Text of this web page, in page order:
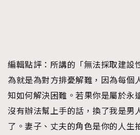
編輯點評： 所講的「無法採取建設
為就是為對方排憂解難，因為每個
知如何解決困難。若果你是屬於永
沒有辦法幫上手的話，換了我是男
了。妻子、丈夫的角色是你的人生